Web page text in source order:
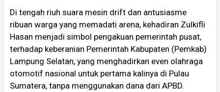
Di tengah riuh suara mesin drift dan antusiasme
ribuan warga yang memadati arena, kehadiran Zulkifli
Hasan menjadi simbol pengakuan pemerintah pusat,
terhadap keberanian Pemerintah Kabupaten (Pemkab)
Lampung Selatan, yang menghadirkan even olahraga
otomotif nasional untuk pertama kalinya di Pulau
Sumatera, tanpa menggunakan dana dari APBD.